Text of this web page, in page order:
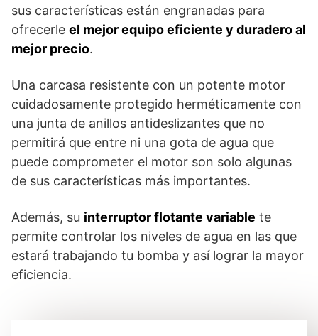
sus características están engranadas para
ofrecerle el mejor equipo eficiente y duradero al
mejor precio.
Una carcasa resistente con un potente motor
cuidadosamente protegido herméticamente con
una junta de anillos antideslizantes que no
permitirá que entre ni una gota de agua que
puede comprometer el motor son solo algunas
de sus características más importantes.
Además, su interruptor flotante variable te
permite controlar los niveles de agua en las que
estará trabajando tu bomba y así lograr la mayor
eficiencia.